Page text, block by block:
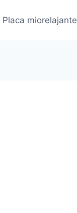
Placa miorelajante